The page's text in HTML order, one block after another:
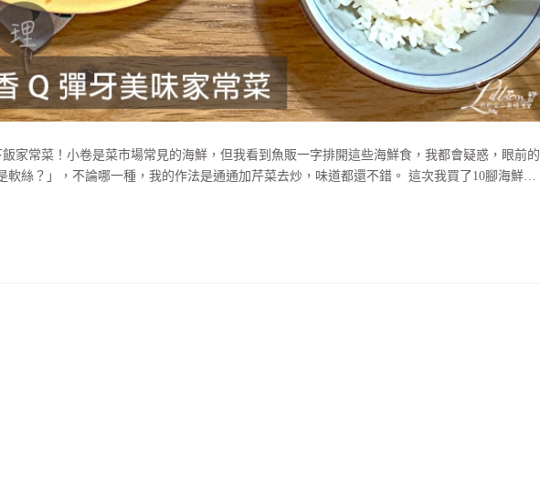
家常菜！小卷是菜市場常見的海鮮，但我看到魚販一字排開這些海鮮食，我都會疑惑，眼前的
軟絲？」，不論哪一種，我的作法是通通加芹菜去炒，味道都還不錯。 這次我買了10腳海鮮…